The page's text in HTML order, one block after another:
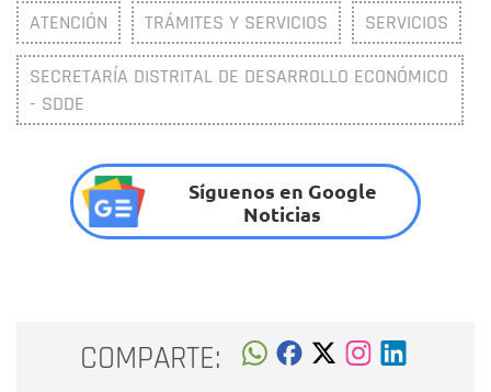
ATENCIÓN TRÁMITES Y SERVICIOS SERVICIOS
SECRETARÍA DISTRITAL DE DESARROLLO ECONÓMICO
- SDDE
Síguenos en Google
Noticias
COMPARTE: